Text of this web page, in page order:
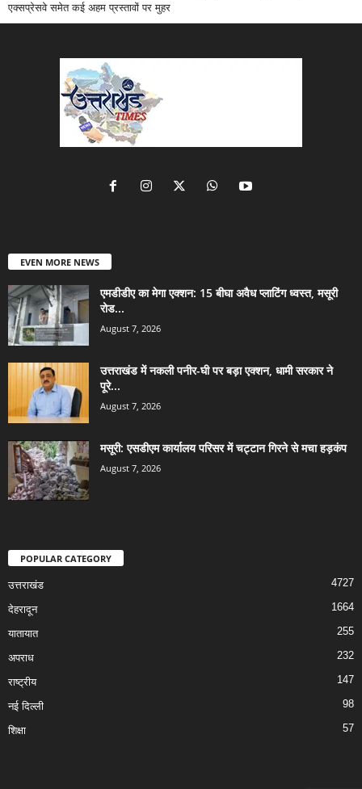
एक्सप्रेसवे समेत कई अहम प्रस्तावों पर मुहर
EVEN MORE NEWS
एमडीडीए का मेगा एक्शन: 15 बीघा अवैध प्लाटिंग ध्वस्त, मसूरी
रोड...
August 7, 2026
उत्तराखंड में नकली पनीर-घी पर बड़ा एक्शन, धामी सरकार ने
पूरे...
August 7, 2026
मसूरी: एसडीएम कार्यालय परिसर में चट्टान गिरने से मचा हड़कंप
August 7, 2026
POPULAR CATEGORY
उत्तराखंड 4727
देहरादून 1664
यातायात 255
अपराध 232
राष्ट्रीय 147
नई दिल्ली 98
शिक्षा 57